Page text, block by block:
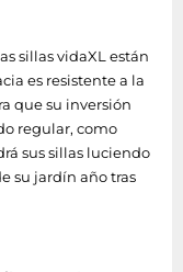
sillas vidaXL están
es resistente a la
que su inversión
regular, como
sus sillas luciendo
su jardín año tras